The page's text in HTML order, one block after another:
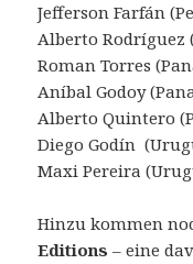
Jefferson Farfán
Alberto Rodríguez
Roman Torres
Aníbal Godoy
Alberto Quintero
Diego Godín
Maxi Pereira
Hinzu kommen
Editions – eine